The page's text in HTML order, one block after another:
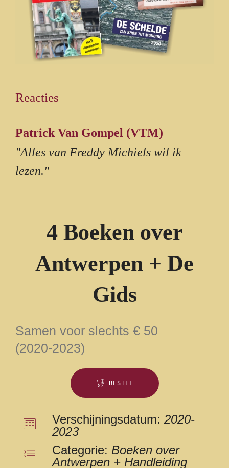
Reacties
Patrick Van Gompel (VTM)
"Alles van Freddy Michiels wil ik
lezen."
4 Boeken over
Antwerpen + De
Gids
Samen voor slechts € 50
(2020-2023)
BESTEL
Verschijningsdatum: 2020-
2023
Categorie: Boeken over
Antwerpen + Handleiding